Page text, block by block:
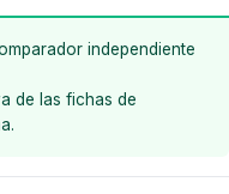
independiente
de las fichas de